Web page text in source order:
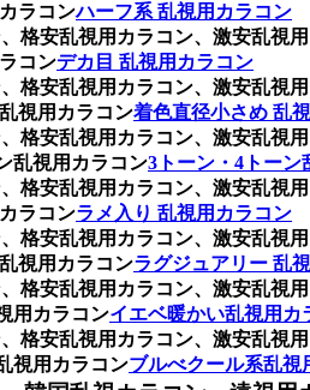
ラコンハーフ系 乱視用カラコン
格安乱視用カラコン、激安乱
コンデカ目 乱視用カラコン
格安乱視用カラコン、激安乱
視用カラコン着色直径小さめ 乱
格安乱視用カラコン、激安乱
乱視用カラコン3トーン・4トーン
格安乱視用カラコン、激安乱
ラコンラメ入り 乱視用カラコン
格安乱視用カラコン、激安乱
視用カラコンラグジュアリー 乱
格安乱視用カラコン、激安乱
用カラコンイエベ暖かい乱視用カ
格安乱視用カラコン、激安乱
視用カラコンブルべクール系乱視